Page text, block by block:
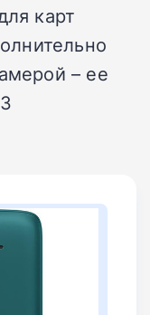
карт
– ее